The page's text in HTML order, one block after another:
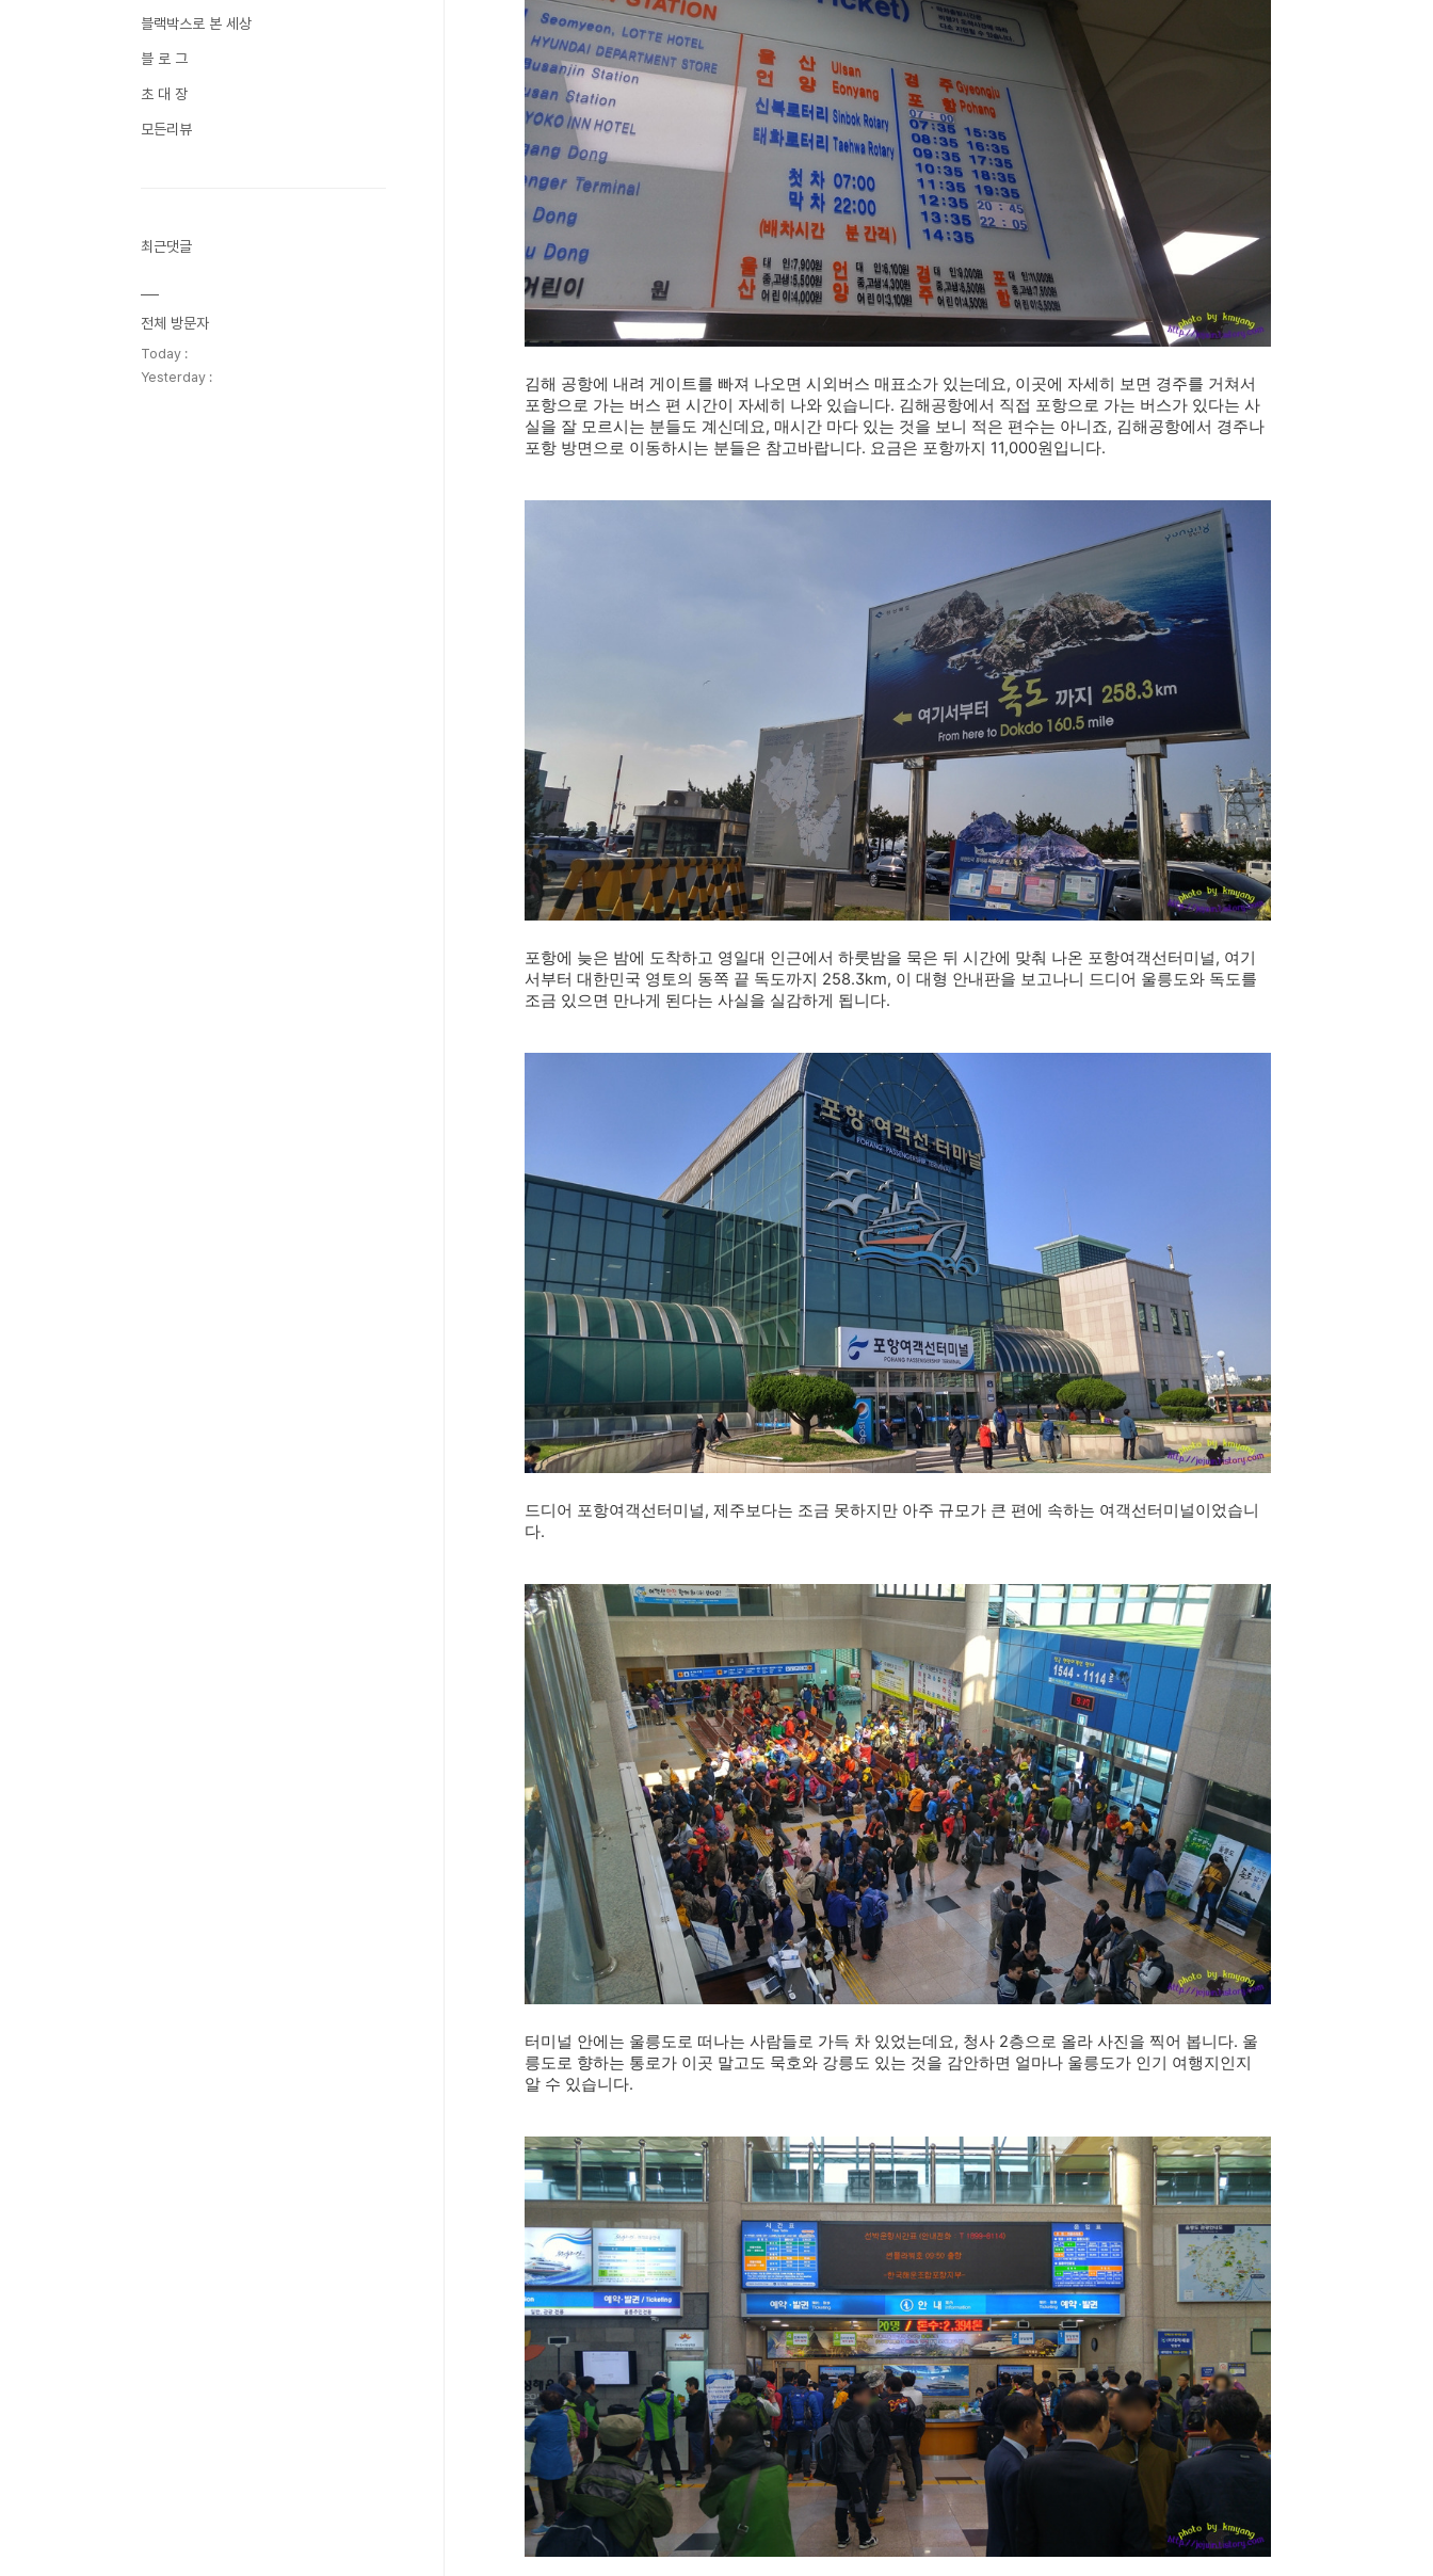
김해 공항에 내려 게이트를 빠져 나오면 시외버스 매표소가 있는데요, 이곳에 자세히 보면 경주를 거쳐서
포항으로 가는 버스 편 시간이 자세히 나와 있습니다. 김해공항에서 직접 포항으로 가는 버스가 있다는 사
실을 잘 모르시는 분들도 계신데요, 매시간 마다 있는 것을 보니 적은 편수는 아니죠, 김해공항에서 경주나
포항 방면으로 이동하시는 분들은 참고바랍니다. 요금은 포항까지 11,000원입니다.
포항에 늦은 밤에 도착하고 영일대 인근에서 하룻밤을 묵은 뒤 시간에 맞춰 나온 포항여객선터미널, 여기
서부터 대한민국 영토의 동쪽 끝 독도까지 258.3km, 이 대형 안내판을 보고나니 드디어 울릉도와 독도를
조금 있으면 만나게 된다는 사실을 실감하게 됩니다.
드디어 포항여객선터미널, 제주보다는 조금 못하지만 아주 규모가 큰 편에 속하는 여객선터미널이었습니
다.
터미널 안에는 울릉도로 떠나는 사람들로 가득 차 있었는데요, 청사 2층으로 올라 사진을 찍어 봅니다. 울
릉도로 향하는 통로가 이곳 말고도 묵호와 강릉도 있는 것을 감안하면 얼마나 울릉도가 인기 여행지인지
알 수 있습니다.
블랙박스로 본 세상
블 로 그
초 대 장
모든리뷰
최근댓글
전체 방문자
Today :
Yesterday :